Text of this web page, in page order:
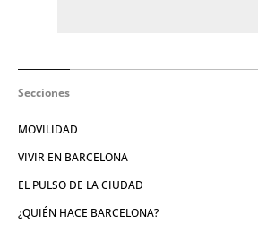
Secciones
MOVILIDAD
VIVIR EN BARCELONA
EL PULSO DE LA CIUDAD
¿QUIÉN HACE BARCELONA?